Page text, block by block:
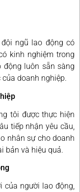
ngũ lao động có
kinh nghiệm trong
động luôn sẵn sàng
doanh nghiệp.
tôi được thực hiện
tiếp nhận yêu cầu,
nhân sự cho doanh
bản và hiệu quả.
của người lao động,